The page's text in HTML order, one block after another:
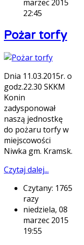
marzec 2015
22:45
Pożar torfy
Dnia 11.03.2015r. o
godz.22.30 SKKM
Konin
zadysponował
naszą jednostkę
do pożaru torfy w
miejscowości
Niwka gm. Kramsk.
Czytaj dalej...
Czytany: 1765
razy
niedziela, 08
marzec 2015
19:55